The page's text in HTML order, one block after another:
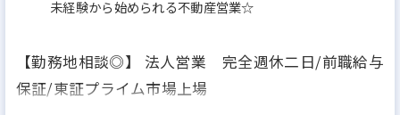
未経験から始められる不動産営業☆
【勤務地相談◎】 法人営業 完全週休二日/前職給与
保証/東証プライム市場上場